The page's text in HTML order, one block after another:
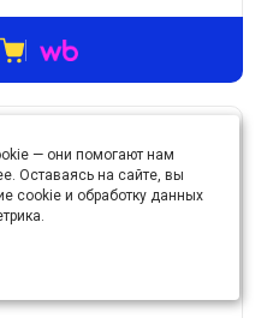
— они помогают нам
Оставаясь на сайте, вы
cookie и обработку данных